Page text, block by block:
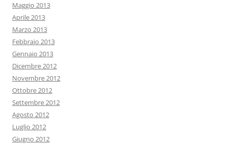
Maggio 2013
Aprile 2013
Marzo 2013
Febbraio 2013
Gennaio 2013
Dicembre 2012
Novembre 2012
Ottobre 2012
Settembre 2012
Agosto 2012
Luglio 2012
Giugno 2012